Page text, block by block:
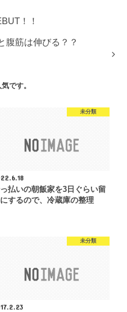
！！
腹筋は伸びる？？
です。
未分類
払いの朝飯家を3日ぐらい留
するので、冷蔵庫の整理
未分類